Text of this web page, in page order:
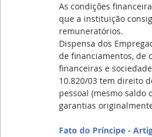
As condições
que a instituição
remuneratórios.
Dispensa dos
de financiamentos, de
financeiras e
10.820/03 tem direito
pessoal (mesmo
garantias
Fato do Príncipe -